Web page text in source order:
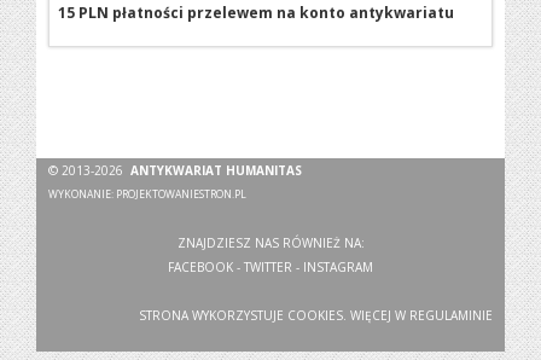
15 PLN płatności przelewem na konto antykwariatu
© 2013-2026ANTYKWARIAT HUMANITAS
WYKONANIE: PROJEKTOWANIESTRON.PL
ZNAJDZIESZ NAS RÓWNIEŻ NA:
FACEBOOK - TWITTER - INSTAGRAM
STRONA WYKORZYSTUJE COOKIES. WIĘCEJ W REGULAMINIE